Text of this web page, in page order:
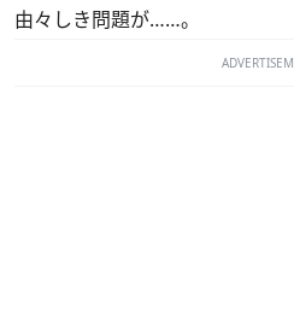
由々しき問題が……。